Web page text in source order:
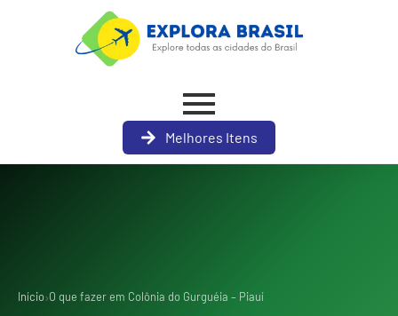
Melhores Itens
Início›O que fazer em Colônia do Gurguéia – Piauí